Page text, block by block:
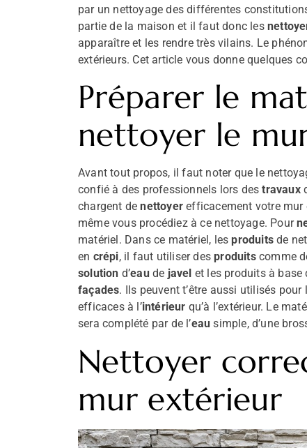
par un nettoyage des différentes
partie de la maison et il faut donc les
apparaître et les rendre très vilains. Le
extérieurs. Cet article vous donne quelques
Préparer le
nettoyer le
Avant tout propos, il faut noter que le
confié à des professionnels lors destravaux
chargent denettoyer efficacement votre mur
même vous procédiez à ce nettoyage. Pour
matériel. Dans ce matériel, lesproduits de
en crépi, il faut utiliser desproduitscomme
solution d’eaude javel et les produits à base
façades. Ils peuvent t’être aussi utilisés pour
efficaces à l’intérieur qu’à l’extérieur. Le
sera complété par de l’eau simple, d’une
Nettoyer
mur extérieur